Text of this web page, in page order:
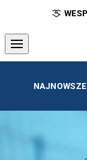
NAJNOWSZE